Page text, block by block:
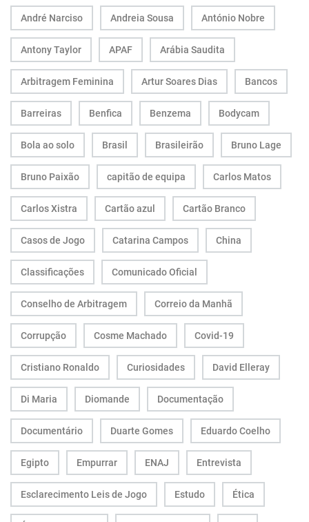
André Narciso Andreia Sousa António Nobre
Antony Taylor APAF Arábia Saudita
Arbitragem Feminina Artur Soares Dias Bancos
Barreiras Benfica Benzema Bodycam
Bola ao solo Brasil Brasileirão Bruno Lage
Bruno Paixão capitão de equipa Carlos Matos
Carlos Xistra Cartão azul Cartão Branco
Casos de Jogo Catarina Campos China
Classificações Comunicado Oficial
Conselho de Arbitragem Correio da Manhã
Corrupção Cosme Machado Covid-19
Cristiano Ronaldo Curiosidades David Elleray
Di Maria Diomande Documentação
Documentário Duarte Gomes Eduardo Coelho
Egipto Empurrar ENAJ Entrevista
Esclarecimento Leis de Jogo Estudo Ética